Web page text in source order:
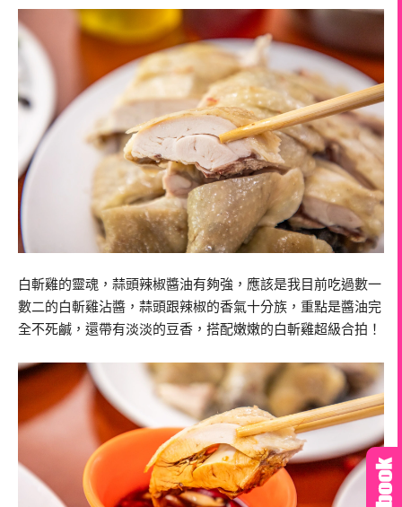
白斬雞的靈魂，蒜頭辣椒醬油有夠強，應該是我目前吃過數一
數二的白斬雞沾醬，蒜頭跟辣椒的香氣十分族，重點是醬油完
全不死鹹，還帶有淡淡的豆香，搭配嫩嫩的白斬雞超級合拍！